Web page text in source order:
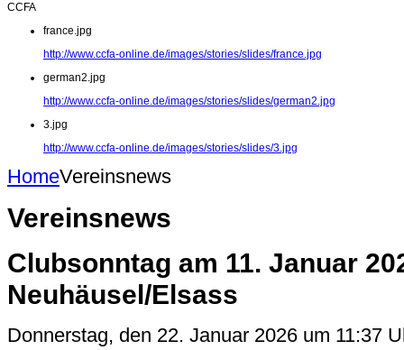
CCFA
france.jpg
http://www.ccfa-online.de/images/stories/slides/france.jpg
german2.jpg
http://www.ccfa-online.de/images/stories/slides/german2.jpg
3.jpg
http://www.ccfa-online.de/images/stories/slides/3.jpg
HomeVereinsnews
Vereinsnews
Clubsonntag am 11. Januar
Neuhäusel/Elsass
Donnerstag, den 22. Januar 2026 um 11:37